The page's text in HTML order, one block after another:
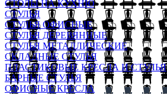
СТОЛЫ НА КУХНЮ
СТУЛЬЯ
СТУЛЬЯ ОФИСНЫЕ
СТУЛЬЯ ДЕРЕВЯННЫЕ
СТУЛЬЯ МЕТАЛЛИЧЕСКИЕ
СКЛАДНЫЕ СТУЛЬЯ
ПЛАСТИКОВЫЕ КРЕСЛА И СТУЛЬЯ
БАРНЫЕ СТУЛЬЯ
ОФИСНЫЕ КРЕСЛА